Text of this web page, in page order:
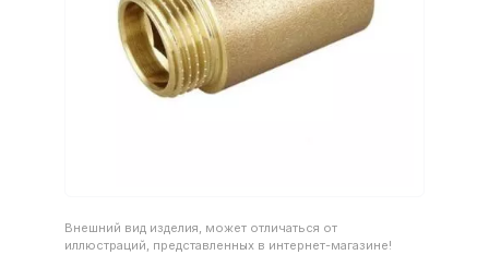
Внешний вид изделия, может отличаться от
иллюстраций, представленных в интернет-магазине!